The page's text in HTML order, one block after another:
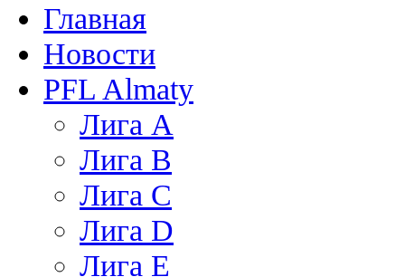
Главная
Новости
PFL Almaty
Лига A
Лига В
Лига С
Лига D
Лига Е